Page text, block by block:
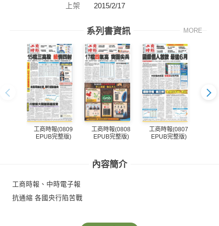
上架
2015/2/17
系列書資訊 MORE
工商時報(0809
EPUB完整版)
工商時報(0808
EPUB完整版)
工商時報(0807
EPUB完整版)
內容簡介
工商時報、中時電子報
抗通縮 各國央行陷苦戰